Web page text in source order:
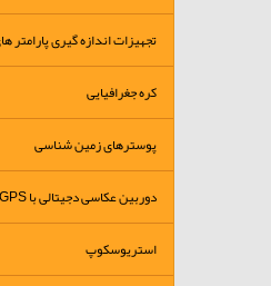
تجهیزات اندازه گیری پارامتر
کره جغرافیایی
پوسترهای زمین شناسی
دوربین عکاسی دجیتالی با GPS
استریوسکوپ